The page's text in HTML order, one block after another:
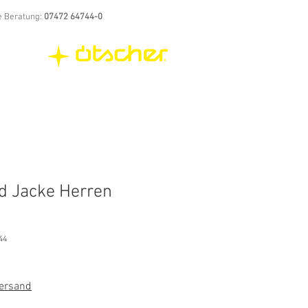
Beratung: 07472 64744-0
Jacke Herren